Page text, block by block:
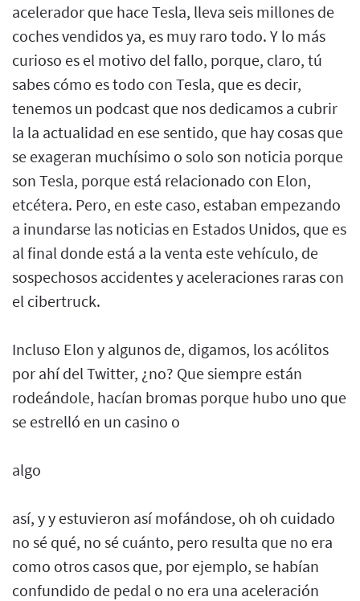
acelerador que hace Tesla, lleva seis millones de
coches vendidos ya, es muy raro todo. Y lo más
curioso es el motivo del fallo, porque, claro, tú
sabes cómo es todo con Tesla, que es decir,
tenemos un podcast que nos dedicamos a cubrir
la la actualidad en ese sentido, que hay cosas que
se exageran muchísimo o solo son noticia porque
son Tesla, porque está relacionado con Elon,
etcétera. Pero, en este caso, estaban empezando
a inundarse las noticias en Estados Unidos, que es
al final donde está a la venta este vehículo, de
sospechosos accidentes y aceleraciones raras con
el cibertruck.
Incluso Elon y algunos de, digamos, los acólitos
por ahí del Twitter, ¿no? Que siempre están
rodeándole, hacían bromas porque hubo uno que
se estrelló en un casino o
algo
así, y y estuvieron así mofándose, oh oh cuidado
no sé qué, no sé cuánto, pero resulta que no era
como otros casos que, por ejemplo, se habían
confundido de pedal o no era una aceleración